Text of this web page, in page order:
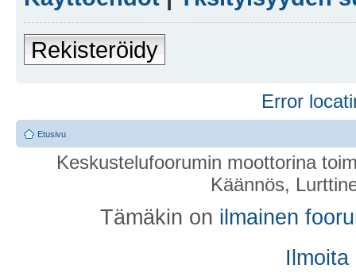
Rekisteröidy
Error
Etusivu
Keskustelufoorumin moottorina
Käännös,
Tämäkin on ilmainen